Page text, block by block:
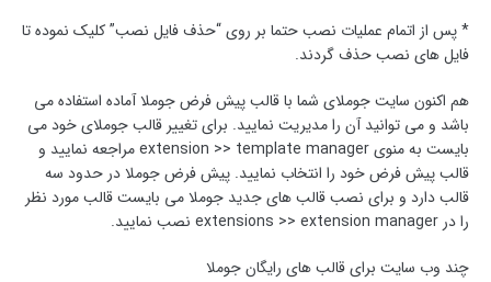
* پس از اتمام عملیات نصب حتما بر روی “حذف فایل نصب” کلیک نموده تا
فایل های نصب حذف گردند.
هم اکنون سایت جوملای شما با قالب پیش فرض جوملا آماده استفاده می
باشد و می توانید آن را مدیریت نمایید. برای تغییر قالب جوملای خود می
بایست به منوی extension >> template manager مراجعه نمایید و
قالب پیش فرض خود را انتخاب نمایید. پیش فرض جوملا در حدود سه
قالب دارد و برای نصب قالب های جدید جوملا می بایست قالب مورد نظر
را در extensions >> extension manager نصب نمایید.
چند وب سایت برای قالب های رایگان جوملا